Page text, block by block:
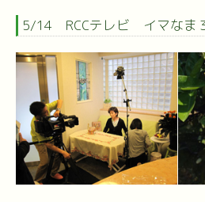
5/14 RCCテレビ イマなま